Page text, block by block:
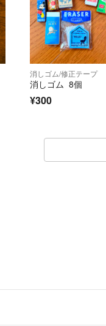
消しゴム/修正テープ
消しゴム 8個
¥300